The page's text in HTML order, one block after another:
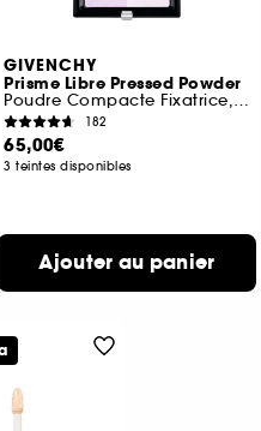
GIVENCHY
Prisme Libre Pressed Powder
Poudre Compacte Fixatrice, Matifiante et Floutante
182
65,00€
3 teintes disponibles
Ajouter au panier